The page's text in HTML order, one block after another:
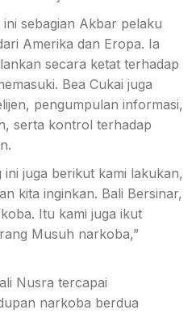
sebagian Akbar pelaku
Amerika dan Eropa. Ia
secara ketat terhadap
Bea Cukai juga
pengumpulan informasi,
serta kontrol terhadap
juga berikut kami lakukan,
kita inginkan. Bali Bersinar,
Itu kami juga ikut
Musuh narkoba,”
Nusra tercapai
narkoba berdua